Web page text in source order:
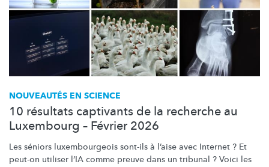
NOUVEAUTÉS EN SCIENCE
10 résultats captivants de la recherche au
Luxembourg – Février 2026
Les séniors luxembourgeois sont-ils à l’aise avec Internet ? Et
peut-on utiliser l’IA comme preuve dans un tribunal ? Voici les